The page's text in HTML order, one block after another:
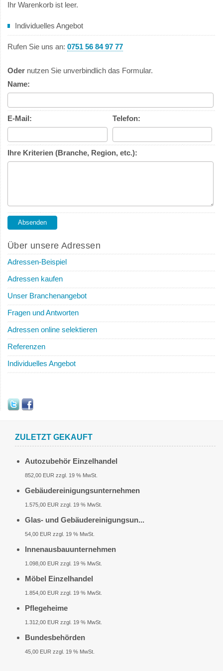
Ihr Warenkorb ist leer.
Individuelles Angebot
Rufen Sie uns an: 0751 56 84 97 77
Oder nutzen Sie unverbindlich das Formular.
Name:
E-Mail: Telefon:
Ihre Kriterien (Branche, Region, etc.):
Über unsere Adressen
Adressen-Beispiel
Adressen kaufen
Unser Branchenangebot
Fragen und Antworten
Adressen online selektieren
Referenzen
Individuelles Angebot
ZULETZT GEKAUFT
Autozubehör Einzelhandel
852,00 EUR zzgl. 19 % MwSt.
Gebäudereinigungsunternehmen
1.575,00 EUR zzgl. 19 % MwSt.
Glas- und Gebäudereinigungsun...
54,00 EUR zzgl. 19 % MwSt.
Innenausbauunternehmen
1.098,00 EUR zzgl. 19 % MwSt.
Möbel Einzelhandel
1.854,00 EUR zzgl. 19 % MwSt.
Pflegeheime
1.312,00 EUR zzgl. 19 % MwSt.
Bundesbehörden
45,00 EUR zzgl. 19 % MwSt.